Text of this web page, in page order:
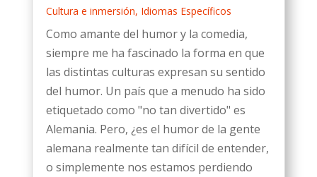
Cultura e inmersión, Idiomas Específicos
Como amante del humor y la comedia,
siempre me ha fascinado la forma en que
las distintas culturas expresan su sentido
del humor. Un país que a menudo ha sido
etiquetado como "no tan divertido" es
Alemania. Pero, ¿es el humor de la gente
alemana realmente tan difícil de entender,
o simplemente nos estamos perdiendo